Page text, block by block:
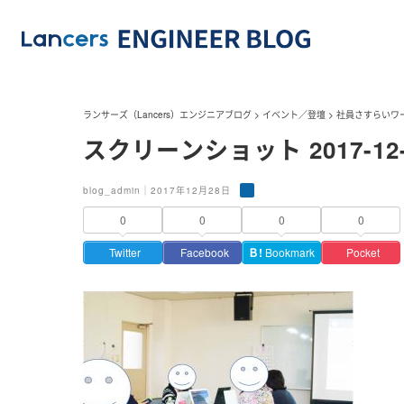
ランサーズ（Lancers）エンジニアブログ > イベント／登壇 > 社員さすらいワ
スクリーンショット 2017-
blog_admin｜2017年12月28日
0
Twitter
0
Facebook
0
Ｂ! Bookmark
0
Pocket